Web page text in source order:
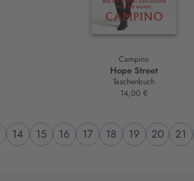
Campino
Hope Street
Taschenbuch
14,00 €
14 15 16 17 18 19 20 21